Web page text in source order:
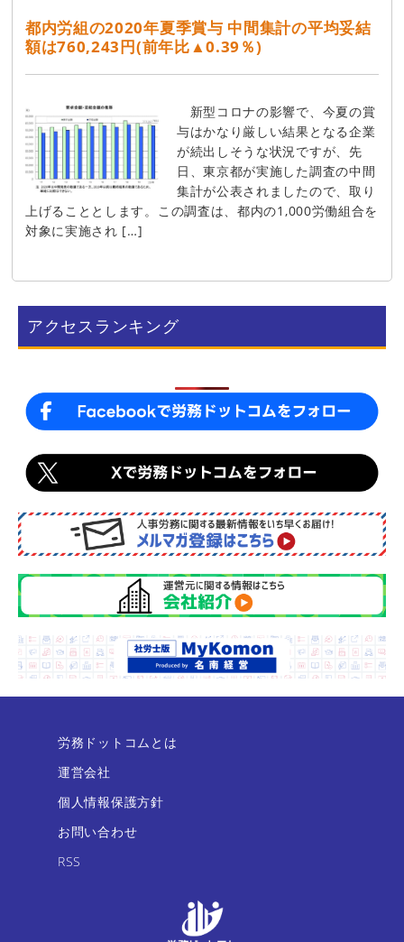
都内労組の2020年夏季賞与 中間集計の平均妥結
額は760,243円(前年比▲0.39％)
新型コロナの影響で、今夏の賞
与はかなり厳しい結果となる企業
が続出しそうな状況ですが、先
日、東京都が実施した調査の中間
集計が公表されましたので、取り
上げることとします。この調査は、都内の1,000労働組合を
対象に実施され […]
アクセスランキング
労務ドットコムとは
運営会社
個人情報保護方針
お問い合わせ
RSS